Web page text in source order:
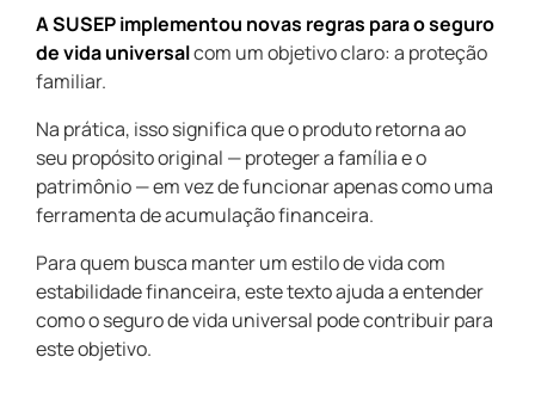
A SUSEP implementou novas regras para o seguro
de vida universalcom um objetivo claro: a proteção
familiar.
Na prática, isso significa que o produto retorna ao
seu propósito original — proteger a família e o
patrimônio — em vez de funcionar apenas como uma
ferramenta de acumulação financeira.
Para quem busca manter um estilo de vida com
estabilidade financeira, este texto ajuda a entender
como o seguro de vida universal pode contribuir para
este objetivo.